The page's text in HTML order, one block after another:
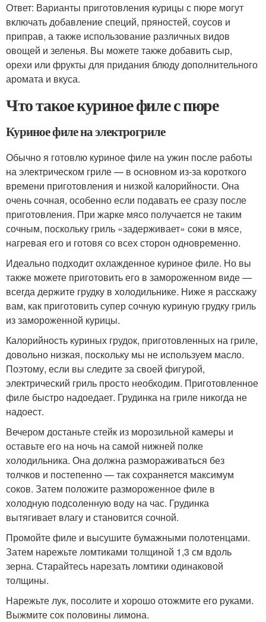
Ответ: Варианты приготовления курицы с пюре могут
включать добавление специй, пряностей, соусов и
приправ, а также использование различных видов
овощей и зеленья. Вы можете также добавить сыр,
орехи или фрукты для придания блюду дополнительного
аромата и вкуса.
Что такое куриное филе с пюре
Куриное филе на электрогриле
Обычно я готовлю куриное филе на ужин после работы
на электрическом гриле — в основном из-за короткого
времени приготовления и низкой калорийности. Она
очень сочная, особенно если подавать ее сразу после
приготовления. При жарке мясо получается не таким
сочным, поскольку гриль «задерживает» соки в мясе,
нагревая его и готовя со всех сторон одновременно.
Идеально подходит охлажденное куриное филе. Но вы
также можете приготовить его в замороженном виде —
всегда держите грудку в холодильнике. Ниже я расскажу
вам, как приготовить супер сочную куриную грудку гриль
из замороженной курицы.
Калорийность куриных грудок, приготовленных на гриле,
довольно низкая, поскольку мы не используем масло.
Поэтому, если вы следите за своей фигурой,
электрический гриль просто необходим. Приготовленное
филе быстро надоедает. Грудинка на гриле никогда не
надоест.
Вечером достаньте стейк из морозильной камеры и
оставьте его на ночь на самой нижней полке
холодильника. Она должна размораживаться без
толчков и постепенно — так сохраняется максимум
соков. Затем положите размороженное филе в
холодную подсоленную воду на час. Грудинка
вытягивает влагу и становится сочной.
Промойте филе и высушите бумажными полотенцами.
Затем нарежьте ломтиками толщиной 1,3 см вдоль
зерна. Старайтесь нарезать ломтики одинаковой
толщины.
Нарежьте лук, посолите и хорошо отожмите его руками.
Выжмите сок половины лимона.